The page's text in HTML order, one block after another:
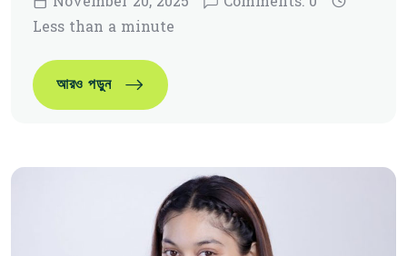
Less than a minute
আরও পড়ুন অতি পরিচিত স্কিনকেয়ার ভুল, যেগুলো আপনার ত্বকের
আরও পড়ুন অতি পরিচিত স্কিনকেয়ার ভুল, যেগুলো আপনার ত্বকের